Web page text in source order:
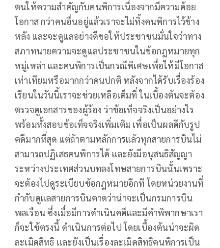
ตนให้ความสำคัญกับคนพิการเนื่องจากมีความด้อย
โอกาส กว่าคนอื่นอยู่แล้วเราจะไม่ทิ้งคนพิการไว้ข้าง
หลัง และจะดูแลอย่างดีขอให้ประชาชนมั่นใจว่าทาง
สภาทนายความจะดูแลประชาชนในข้อกฎหมายทุก
หมู่เหล่า และคนพิการเป็นกรณีพิเศษเพื่อให้มีโอกาส
เท่าเทียมหรือมากกว่าคนปกติ หลังจากได้รับเรื่องร้อง
เรียนในวันนี้เราจะช่วยเหลือเต็มที่ ในเบื้องต้นจะต้อง
ตรวจดูเอกสารของผู้ร้อง ว่าข้อเท็จจริงเป็นอย่างไร
พร้อมทั้งสอบข้อเท็จจริงเพิ่มเติม เพื่อเป็นผลดีกับรูป
คดีมากที่สุด แต่ถ้าตามหลักการแล้วทุกสายการบินไม่
สามารถปฏิเสธคนพิการได้ และยังมีอนุสนธิสัญญา
ระหว่างประเทศส่วนบทลงโทษสายการบินนั้นเพราะ
จะต้องไปดูระเบียบข้อกฎหมายอีกที โดยหน่วยงานที่
กำกับดูแลสายการบินคาดว่าน่าจะเป็นกรมการบิน
พลเรือน ซึ่งเมื่อมีการดำเนินคดีและมีคำพิพากษาเรา
ก็จะใช้ตรงนี้ ดำเนินการต่อไป โดยเบื้องต้นน่าจะผิด
ละเมิดสิทธิ เเละยังเป็นเรื่องละเมิดสิทธิคนพิการเป็น